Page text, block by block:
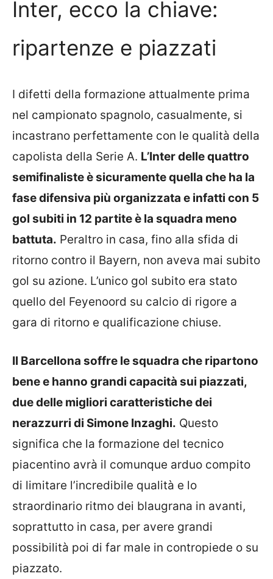
Inter, ecco la chiave:
ripartenze e piazzati
I difetti della formazione attualmente prima
nel campionato spagnolo, casualmente, si
incastrano perfettamente con le qualità della
capolista della Serie A. L’Inter delle quattro
semifinaliste è sicuramente quella che ha la
fase difensiva più organizzata e infatti con 5
gol subiti in 12 partite è la squadra meno
battuta. Peraltro in casa, fino alla sfida di
ritorno contro il Bayern, non aveva mai subito
gol su azione. L’unico gol subito era stato
quello del Feyenoord su calcio di rigore a
gara di ritorno e qualificazione chiuse.
Il Barcellona soffre le squadra che ripartono
bene e hanno grandi capacità sui piazzati,
due delle migliori caratteristiche dei
nerazzurri di Simone Inzaghi. Questo
significa che la formazione del tecnico
piacentino avrà il comunque arduo compito
di limitare l’incredibile qualità e lo
straordinario ritmo dei blaugrana in avanti,
soprattutto in casa, per avere grandi
possibilità poi di far male in contropiede o su
piazzato.